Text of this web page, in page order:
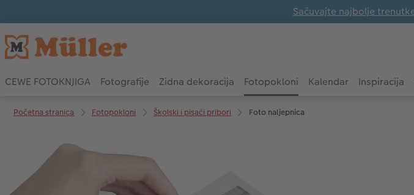
Sačuvajte najbolje
CEWE FOTOKNJIGA Fotografije Zidna dekoracija Fotopokloni Kalendar Inspiracija
Početna stranica Fotopokloni Školski i pisaći pribori Foto naljepnica